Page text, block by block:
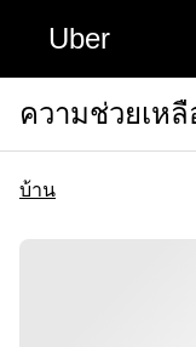
Uber
ความช่วยเหลื
บ้าน